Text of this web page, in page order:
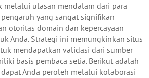
melalui ulasan mendalam dari para
yang sangat signifikan
otoritas domain dan kepercayaan
Anda. Strategi ini memungkinkan situs
mendapatkan validasi dari sumber
basis pembaca setia. Berikut adalah
Anda peroleh melalui kolaborasi